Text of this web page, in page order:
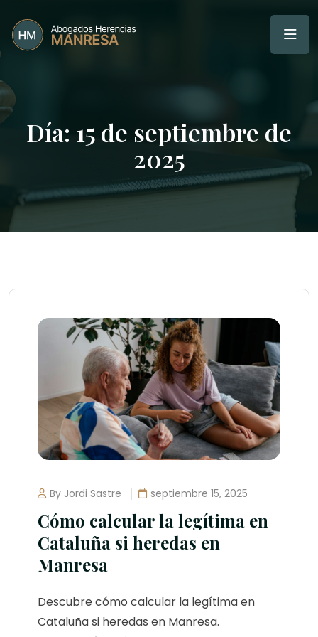
Día: 15 de septiembre de
2025
By Jordi Sastre septiembre 15, 2025
Cómo calcular la legítima en
Cataluña si heredas en
Manresa
Descubre cómo calcular la legítima en
Cataluña si heredas en Manresa.